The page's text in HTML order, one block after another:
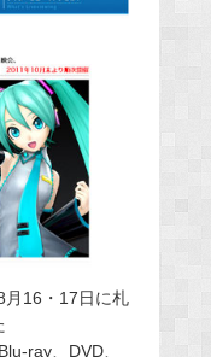
月16・17日に札
ray、DVD、